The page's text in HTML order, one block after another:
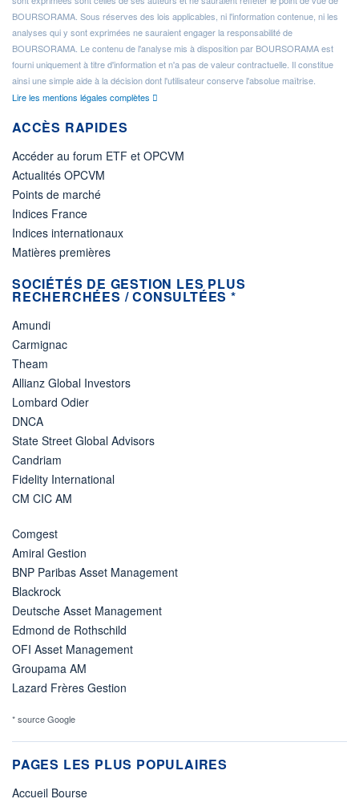
BOURSORAMA. Sous réserves des lois applicables, ni l'information contenue, ni les
analyses qui y sont exprimées ne sauraient engager la responsabilité de
BOURSORAMA. Le contenu de l'analyse mis à disposition par BOURSORAMA est
fourni uniquement à titre d'information et n'a pas de valeur contractuelle. Il constitue
ainsi une simple aide à la décision dont l'utilisateur conserve l'absolue maîtrise.
Lire les mentions légales complètes
ACCÈS RAPIDES
Accéder au forum ETF et OPCVM
Actualités OPCVM
Points de marché
Indices France
Indices internationaux
Matières premières
SOCIÉTÉS DE GESTION LES PLUS
RECHERCHÉES / CONSULTÉES *
Amundi
Carmignac
Theam
Allianz Global Investors
Lombard Odier
DNCA
State Street Global Advisors
Candriam
Fidelity International
CM CIC AM
Comgest
Amiral Gestion
BNP Paribas Asset Management
Blackrock
Deutsche Asset Management
Edmond de Rothschild
OFI Asset Management
Groupama AM
Lazard Frères Gestion
* source Google
PAGES LES PLUS POPULAIRES
Accueil Bourse